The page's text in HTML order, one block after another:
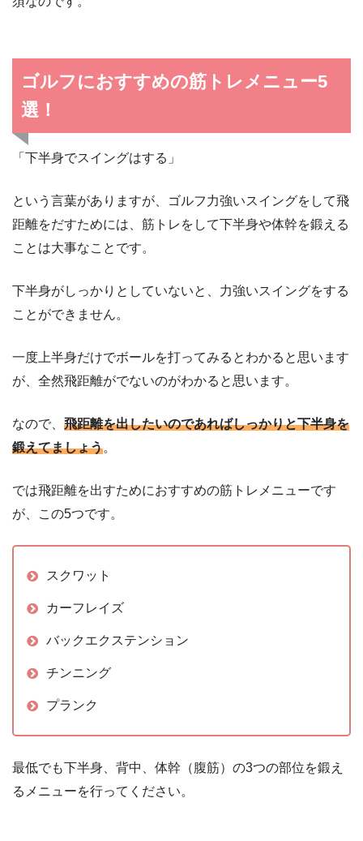
ゴルフにおすすめの筋トレメニュー5
選！
「下半身でスイングはする」
という言葉がありますが、ゴルフ力強いスイングをして飛
距離をだすためには、筋トレをして下半身や体幹を鍛える
ことは大事なことです。
下半身がしっかりとしていないと、力強いスイングをする
ことができません。
一度上半身だけでボールを打ってみるとわかると思います
が、全然飛距離がでないのがわかると思います。
なので、 飛距離を出したいのであればしっかりと下半身を
鍛えてましょう。
では飛距離を出すためにおすすめの筋トレメニューです
が、この5つです。
スクワット
カーフレイズ
バックエクステンション
チンニング
プランク
最低でも下半身、背中、体幹（腹筋）の3つの部位を鍛え
るメニューを行ってください。